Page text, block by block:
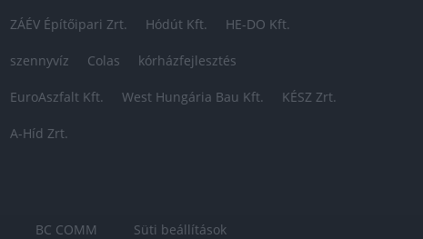
ZÁÉV Építőipari Zrt. Hódút Kft. HE-DO Kft.
szennyvíz Colas kórházfejlesztés
EuroAszfalt Kft. West Hungária Bau Kft. KÉSZ Zrt.
A-Híd Zrt.
BC COMM Süti beállítások